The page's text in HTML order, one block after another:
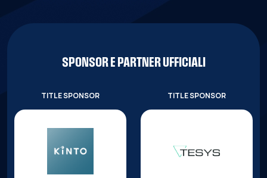
SPONSOR E PARTNER UFFICIALI
TITLE SPONSOR TITLE SPONSOR